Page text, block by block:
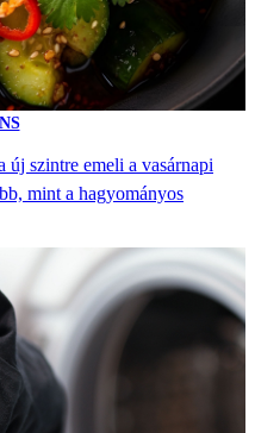
új szintre emeli a vasárnapi
mint a hagyományos